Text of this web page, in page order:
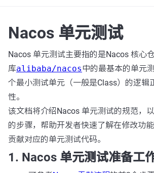
Nacos 单元测试
Nacos 单元测试主要指的是Nacos 核心
库alibaba/nacos 中的最基本的单元
个最小测试单元（一般是Class）的逻辑
性。
该文档将介绍Nacos 单元测试的规范，
的步骤，帮助开发者快速了解在修改功
贡献对应的单元测试代码。
1. Nacos 单元测试准备工